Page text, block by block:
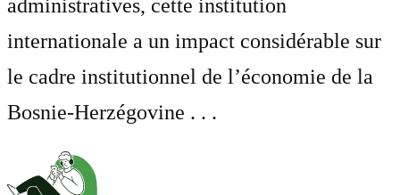
administratives, cette institution
internationale a un impact considérable sur
le cadre institutionnel de l’économie de la
Bosnie-Herzégovine . . .